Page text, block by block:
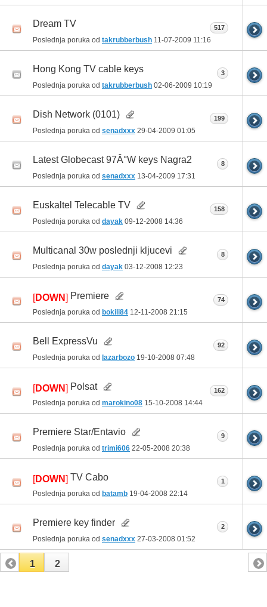
Dream TV
Poslednja poruka od takrubberbush 11-07-2009 11:16
517
Hong Kong TV cable keys
Poslednja poruka od takrubberbush 02-06-2009 10:19
3
Dish Network (0101)
Poslednja poruka od senadxxx 29-04-2009 01:05
199
Latest Globecast 97Â°W keys Nagra2
Poslednja poruka od senadxxx 13-04-2009 17:31
8
Euskaltel Telecable TV
Poslednja poruka od dayak 09-12-2008 14:36
158
Multicanal 30w poslednji kljucevi
Poslednja poruka od dayak 03-12-2008 12:23
8
[DOWN] Premiere
Poslednja poruka od bokili84 12-11-2008 21:15
74
Bell ExpressVu
Poslednja poruka od lazarbozo 19-10-2008 07:48
92
[DOWN] Polsat
Poslednja poruka od marokino08 15-10-2008 14:44
162
Premiere Star/Entavio
Poslednja poruka od trimi606 22-05-2008 20:38
9
[DOWN] TV Cabo
Poslednja poruka od batamb 19-04-2008 22:14
1
Premiere key finder
Poslednja poruka od senadxxx 27-03-2008 01:52
2
1 2